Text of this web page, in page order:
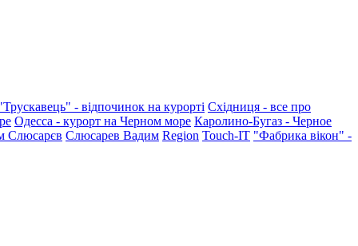
- відпочинок на курорті Східниця - все про
Одесса - курорт на Черном море Каролино-Бугаз - Черное
Слюсарєв Слюсарев Вадим Region Touch-IT "Фабрика вікон" -